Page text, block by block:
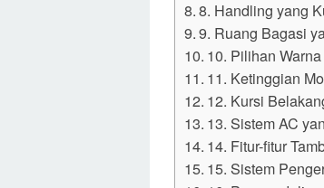
8. Handling yang
9. Ruang Bagasi
10. Pilihan
11. Ketinggian
12. Kursi
13. Sistem AC
14. Fitur-fitur
15. Sistem